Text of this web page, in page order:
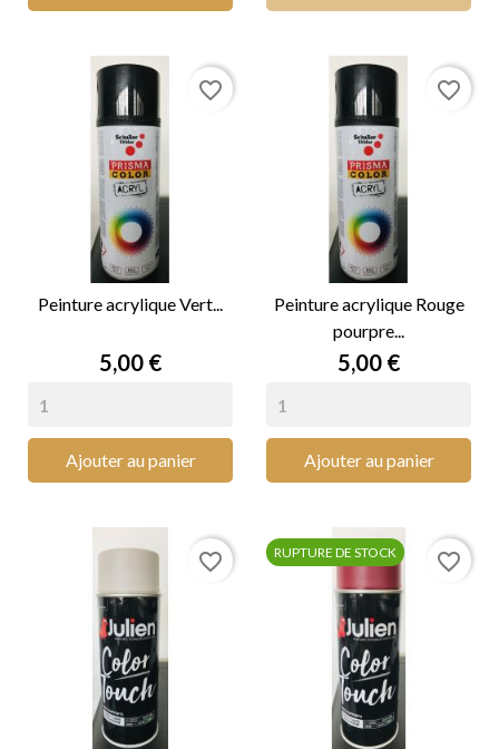
Peinture acrylique Vert...
Prix
5,00 €
Ajouter au panier
favorite_border
Peinture acrylique Rouge
pourpre...
Prix
5,00 €
Ajouter au panier
favorite_border
favorite_border RUPTURE DE STOCK favorite_border